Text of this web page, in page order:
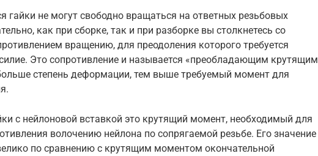
гайки не могут свободно вращаться на ответных резьбовых
как при сборке, так и при разборке вы столкнетесь со
вращению, для преодоления которого требуется
Это сопротивление и называется «преобладающим крутящим
степень деформации, тем выше требуемый момент для
с нейлоновой вставкой это крутящий момент, необходимый для
волочению нейлона по сопрягаемой резьбе. Его значение
по сравнению с крутящим моментом окончательной